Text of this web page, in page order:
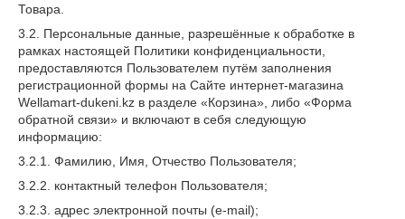
Товара.
3.2. Персональные данные, разрешённые к обработке в
рамках настоящей Политики конфиденциальности,
предоставляются Пользователем путём заполнения
регистрационной формы на Сайте интернет-магазина
Wellamart-dukeni.kz в разделе «Корзина», либо «Форма
обратной связи» и включают в себя следующую
информацию:
3.2.1. Фамилию, Имя, Отчество Пользователя;
3.2.2. контактный телефон Пользователя;
3.2.3. адрес электронной почты (e-mail);